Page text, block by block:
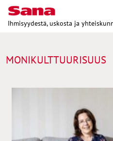
Ihmisyydestä, uskosta ja
MONIKULTTUURISUUS